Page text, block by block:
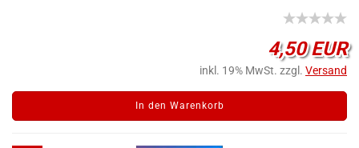
4,50 EUR
inkl. 19% MwSt. zzgl. Versand
In den Warenkorb